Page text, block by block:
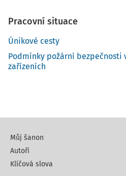
Pracovní situace
Únikové cesty
Podmínky požární bezpečnosti
zařízeních
Můj šanon
Autoři
Klíčová slova